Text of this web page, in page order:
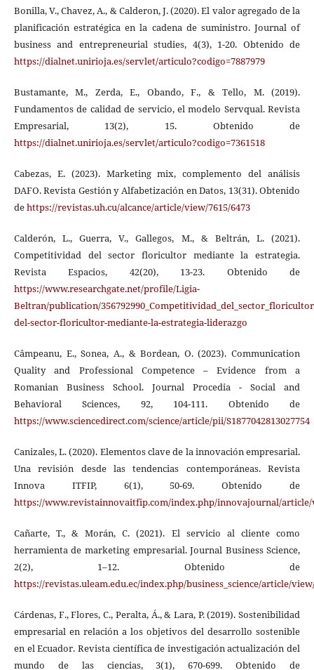
Bonilla, V., Chavez, A., & Calderon, J. (2020). El valor agregado de la
planificación estratégica en la cadena de suministro. Journal of
business and entrepreneurial studies, 4(3), 1-20. Obtenido de
https://dialnet.unirioja.es/servlet/articulo?codigo=7887979
Bustamante, M., Zerda, E., Obando, F., & Tello, M. (2019).
Fundamentos de calidad de servicio, el modelo Servqual. Revista
Empresarial, 13(2), 15. Obtenido de
https://dialnet.unirioja.es/servlet/articulo?codigo=7361518
Cabezas, E. (2023). Marketing mix, complemento del análisis
DAFO. Revista Gestión y Alfabetización en Datos, 13(31). Obtenido
dehttps://revistas.uh.cu/alcance/article/view/7615/6473
Calderón, L., Guerra, V., Gallegos, M., & Beltrán, L. (2021).
Competitividad del sector floricultor mediante la estrategia.
Revista Espacios, 42(20), 13-23. Obtenido de
https://www.researchgate.net/profile/Ligia-
Beltran/publication/
del-sector-floricultor-mediante-la-estrategia-liderazgo
Câmpeanu, E., Sonea, A., & Bordean, O. (2023). Communication
Quality and Professional Competence – Evidence from a
Romanian Business School. Journal Procedia - Social and
Behavioral Sciences, 92, 104-111. Obtenido de
https://www.sciencedirect.com/science/article/pii/S1877042813027754
Canizales, L. (2020). Elementos clave de la innovación empresarial.
Una revisión desde las tendencias contemporáneas. Revista
Innova ITFIP, 6(1), 50-69. Obtenido de
https://www.revistainnovaitfip.com/index.php/innovajournal/article/
Cañarte, T., & Morán, C. (2021). El servicio al cliente como
herramienta de marketing empresarial. Journal Business Science,
2(2), 1–12. Obtenido de
https://revistas.uleam.edu.ec/index.php/business_science/article/
Cárdenas, F., Flores, C., Peralta, Á., & Lara, P. (2019). Sostenibilidad
empresarial en relación a los objetivos del desarrollo sostenible
en el Ecuador. Revista científica de investigación actualización del
mundo de las ciencias, 3(1), 670-699. Obtenido de